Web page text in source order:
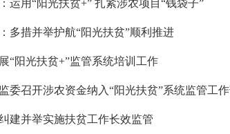
运用“阳光扶贫+” 扎紧涉农项目“钱袋子”
多措并举护航“阳光扶贫”顺利推进
“阳光扶贫+”监管系统培训工作
委召开涉农资金纳入“阳光扶贫”系统监管工
建并举实施扶贫工作长效监管